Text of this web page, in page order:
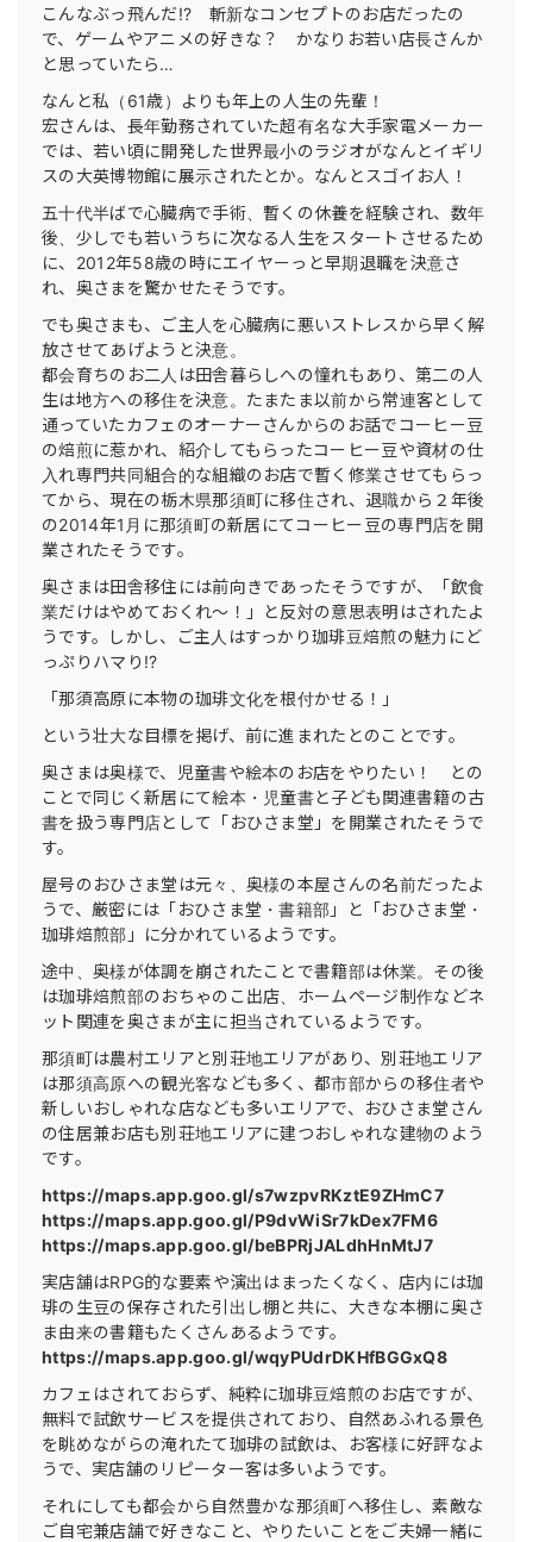
こんなぶっ飛んだ!? 斬新なコンセプトのお店だったの
で、ゲームやアニメの好きな？ かなりお若い店長さんか
と思っていたら…
なんと私（61歳）よりも年上の人生の先輩！
宏さんは、長年勤務されていた超有名な大手家電メーカー
では、若い頃に開発した世界最小のラジオがなんとイギリ
スの大英博物館に展示されたとか。なんとスゴイお人！
五十代半ばで心臓病で手術、暫くの休養を経験され、数年
後、少しでも若いうちに次なる人生をスタートさせるため
に、2012年58歳の時にエイヤーっと早期退職を決意さ
れ、奥さまを驚かせたそうです。
でも奥さまも、ご主人を心臓病に悪いストレスから早く解
放させてあげようと決意。
都会育ちのお二人は田舎暮らしへの憧れもあり、第二の人
生は地方への移住を決意。たまたま以前から常連客として
通っていたカフェのオーナーさんからのお話でコーヒー豆
の焙煎に惹かれ、紹介してもらったコーヒー豆や資材の仕
入れ専門共同組合的な組織のお店で暫く修業させてもらっ
てから、現在の栃木県那須町に移住され、退職から２年後
の2014年1月に那須町の新居にてコーヒー豆の専門店を開
業されたそうです。
奥さまは田舎移住には前向きであったそうですが、「飲食
業だけはやめておくれ〜！」と反対の意思表明はされたよ
うです。しかし、ご主人はすっかり珈琲豆焙煎の魅力にど
っぷりハマり!?
「那須高原に本物の珈琲文化を根付かせる！」
という壮大な目標を掲げ、前に進まれたとのことです。
奥さまは奥様で、児童書や絵本のお店をやりたい！ との
ことで同じく新居にて絵本・児童書と子ども関連書籍の古
書を扱う専門店として「おひさま堂」を開業されたそうで
す。
屋号のおひさま堂は元々、奥様の本屋さんの名前だったよ
うで、厳密には「おひさま堂・書籍部」と「おひさま堂・
珈琲焙煎部」に分かれているようです。
途中、奥様が体調を崩されたことで書籍部は休業。その後
は珈琲焙煎部のおちゃのこ出店、ホームページ制作などネ
ット関連を奥さまが主に担当されているようです。
那須町は農村エリアと別荘地エリアがあり、別荘地エリア
は那須高原への観光客なども多く、都市部からの移住者や
新しいおしゃれな店なども多いエリアで、おひさま堂さん
の住居兼お店も別荘地エリアに建つおしゃれな建物のよう
です。
https://maps.app.goo.gl/s7wzpvRKztE9ZHmC7
https://maps.app.goo.gl/P9dvWiSr7kDex7FM6
https://maps.app.goo.gl/beBPRjJALdhHnMtJ7
実店舗はRPG的な要素や演出はまったくなく、店内には珈
琲の生豆の保存された引出し棚と共に、大きな本棚に奥さ
ま由来の書籍もたくさんあるようです。
https://maps.app.goo.gl/wqyPUdrDKHfBGGxQ8
カフェはされておらず、純粋に珈琲豆焙煎のお店ですが、
無料で試飲サービスを提供されており、自然あふれる景色
を眺めながらの淹れたて珈琲の試飲は、お客様に好評なよ
うで、実店舗のリピーター客は多いようです。
それにしても都会から自然豊かな那須町へ移住し、素敵な
ご自宅兼店舗で好きなこと、やりたいことをご夫婦一緒に